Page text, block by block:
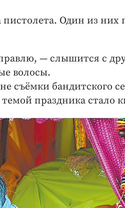
пистолета. Один из них
— слышится с
волосы.
съёмки бандитского
праздника стало